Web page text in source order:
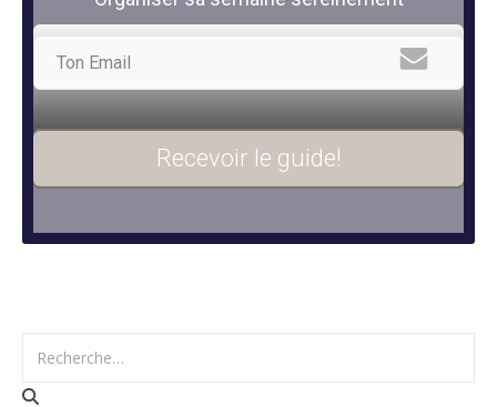
Recevoir le guide!